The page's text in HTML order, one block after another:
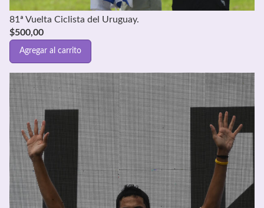
81ª Vuelta Ciclista del Uruguay.
$500,00
Agregar al carrito